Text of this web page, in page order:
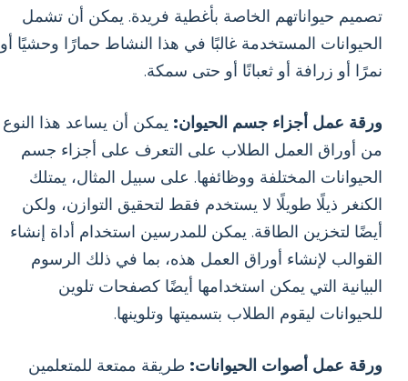
تصميم حيواناتهم الخاصة بأغطية فريدة. يمكن أن تشمل
الحيوانات المستخدمة غالبًا في هذا النشاط حمارًا وحشيًا أو
نمرًا أو زرافة أو ثعبانًا أو حتى سمكة.
ورقة عمل أجزاء جسم الحيوان: يمكن أن يساعد هذا النوع
من أوراق العمل الطلاب على التعرف على أجزاء جسم
الحيوانات المختلفة ووظائفها. على سبيل المثال، يمتلك
الكنغر ذيلًا طويلًا لا يستخدم فقط لتحقيق التوازن، ولكن
أيضًا لتخزين الطاقة. يمكن للمدرسين استخدام أداة إنشاء
القوالب لإنشاء أوراق العمل هذه، بما في ذلك الرسوم
البيانية التي يمكن استخدامها أيضًا كصفحات تلوين
للحيوانات ليقوم الطلاب بتسميتها وتلوينها.
ورقة عمل أصوات الحيوانات: طريقة ممتعة للمتعلمين